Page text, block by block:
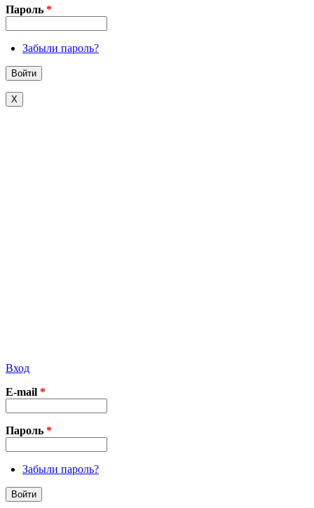
X
Пароль *
Забыли пароль?
X
Вход
E-mail *
Пароль *
Забыли пароль?